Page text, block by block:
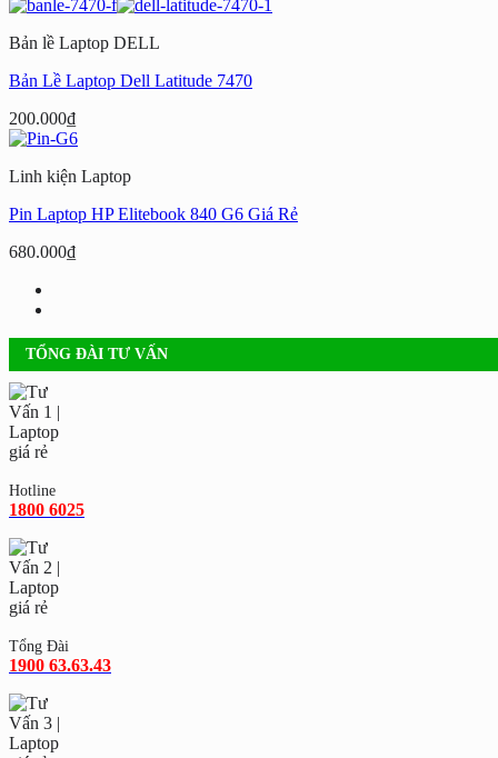
Bản lề Laptop DELL
Bản Lề Laptop Dell Latitude 7470
200.000₫
Linh kiện Laptop
Pin Laptop HP Elitebook 840 G6 Giá Rẻ
680.000₫
TỔNG ĐÀI TƯ VẤN
Hotline
1800 6025
Tổng Đài
1900 63.63.43